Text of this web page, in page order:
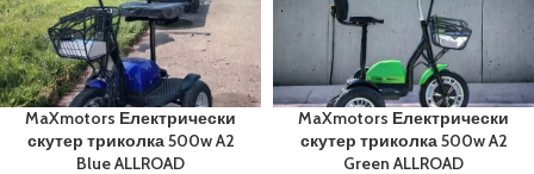
MaXmotors Електрически
скутер триколка 500w A2
Blue ALLROAD
MaXmotors Електрически
скутер триколка 500w A2
Green ALLROAD